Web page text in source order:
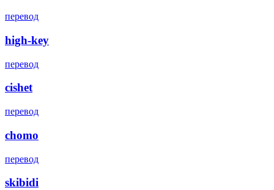
перевод
high-key
перевод
cishet
перевод
chomo
перевод
skibidi